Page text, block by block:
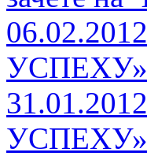
УСПЕХУ»
УСПЕХУ»